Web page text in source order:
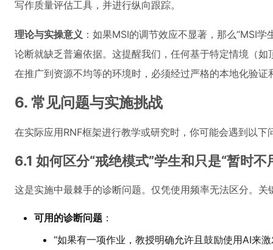
写作质量评估工具，并进行纵向跟踪。
理论与实操意义 ：如果MSI的调节效应不显著，那么“MSI
论断就缺乏普遍依据。这提醒我们，任何基于特定情境（
在推广到资源不均等的环境时，必须经过严格的本地化验证
6. 常见问题与实施挑战
在实际应用RNF框架进行教学或研究时，你可能会遇到以下
6.1 如何区分“戒绝模式”学生和只是“暂时不
这是实施中最棘手的诊断问题。仅凭使用频率无法区分。关
可用的诊断问题 ：
“如果有一项作业，教授明确允许且鼓励使用AI来